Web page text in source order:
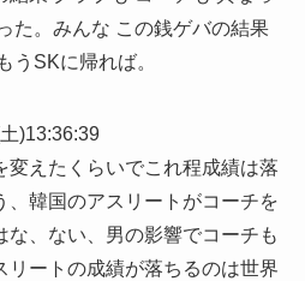
た。みんな この銭ゲバの結果
うSKに帰れば。
)13:36:39
変えたくらいでこれ程成績は落
、韓国のアスリートがコーチを
な、ない、男の影響でコーチも
リートの成績が落ちるのは世界